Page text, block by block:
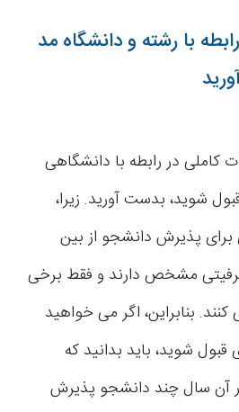
با رشته و دانشگاه مد
کاملی در رابطه با دانشگاهی
شوید، بدست آورید. زیرا،
پذیرش دانشجو از بین
مشخص دارند و فقط برخی
بنابراین، اگر می خواهید
شوید، باید بدانید که
آن سال چند دانشجو پذیرش